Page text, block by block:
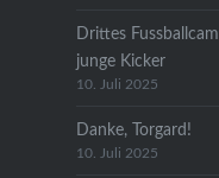
Drittes
junge Kicker
10. Juli 2025
Danke, Torgard!
10. Juli 2025